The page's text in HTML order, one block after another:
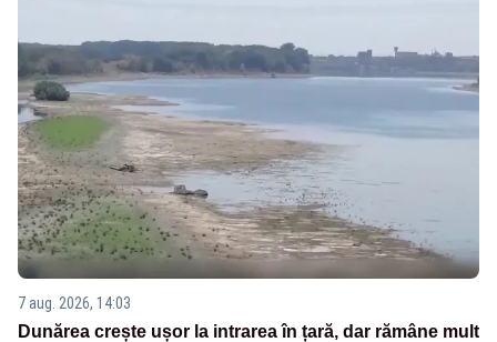
7 aug. 2026, 14:03
Dunărea crește ușor la intrarea în țară, dar rămâne mult